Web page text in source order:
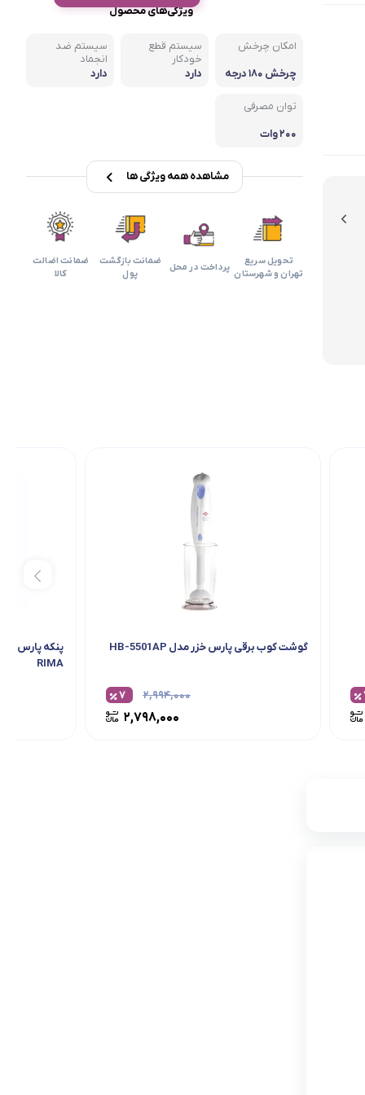
ویژگی‌های محصول
امکان چرخش
چرخش ۱۸۰ درجه
سیستم قطع
خودکار
دارد
سیستم ضد
انجماد
دارد
توان مصرفی
۲۰۰ وات
مشاهده همه ویژگی ها
تحویل سریع
تهران و شهرستان
پرداخت در محل
ضمانت بازگشت
پول
ضمانت اضالت
کالا
گوشت کوب برقی پارس خزر مدل HB-5501AP
۲,۹۹۴,۰۰۰
۲,۷۹۸,۰۰۰
۷
RIMA